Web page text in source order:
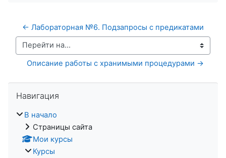
← Лабораторная №6. Подзапросы с предикатами
Перейти на...
Описание работы с хранимыми процедурами →
Навигация
В начало
Страницы сайта
Мои курсы
Курсы